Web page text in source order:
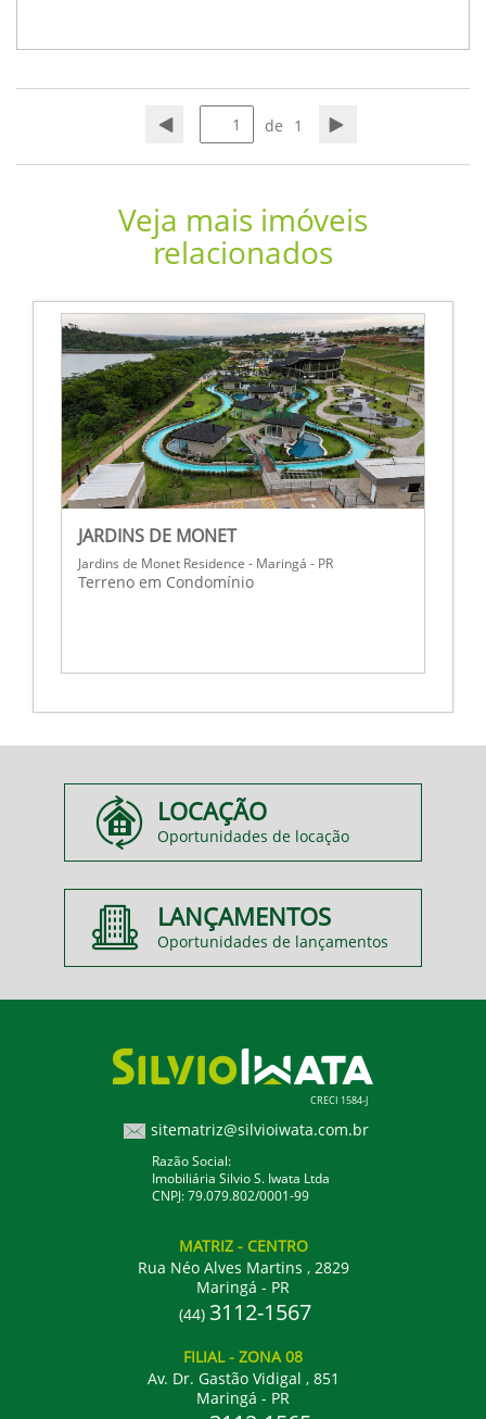
de 1
Veja mais imóveis
relacionados
JARDINS DE MONET
Jardins de Monet Residence - Maringá - PR
Terreno em Condomínio
LOCAÇÃO
Oportunidades de locação
LANÇAMENTOS
Oportunidades de lançamentos
CRECI 1584-J
sitematriz@silvioiwata.com.br
Razão Social:
Imobiliária Silvio S. Iwata Ltda
CNPJ: 79.079.802/0001-99
MATRIZ - CENTRO
Rua Néo Alves Martins , 2829
Maringá - PR
(44) 3112-1567
FILIAL- ZONA 08
Av. Dr. Gastão Vidigal , 851
Maringá - PR